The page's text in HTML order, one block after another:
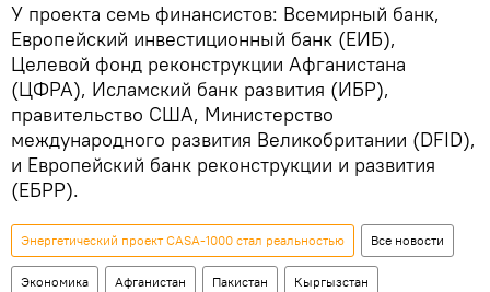
У проекта семь финансистов: Всемирный банк,
Европейский инвестиционный банк (ЕИБ),
Целевой фонд реконструкции Афганистана
(ЦФРА), Исламский банк развития (ИБР),
правительство США, Министерство
международного развития Великобритании (DFID),
и Европейский банк реконструкции и развития
(ЕБРР).
Энергетический проект CASA-1000 стал реальностью Все новости
Экономика Афганистан Пакистан Кыргызстан